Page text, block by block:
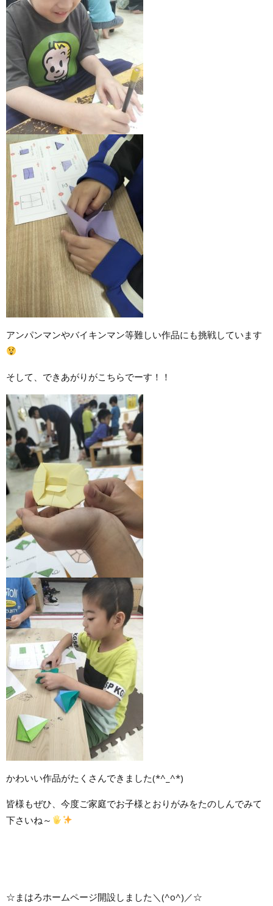
アンパンマンやバイキンマン等難しい作品にも挑戦しています
そして、できあがりがこちらでーす！！
かわいい作品がたくさんできました(*^_^*)
皆様もぜひ、今度ご家庭でお子様とおりがみをたのしんでみて
下さいね～
☆まはろホームページ開設しました＼(^o^)／☆